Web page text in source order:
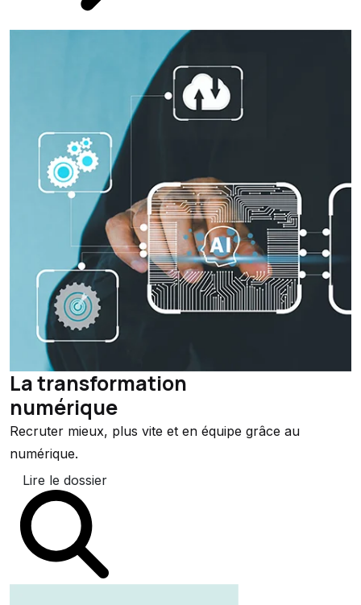
La transformation
numérique
Recruter mieux, plus vite et en équipe grâce au
numérique.
Lire le dossier